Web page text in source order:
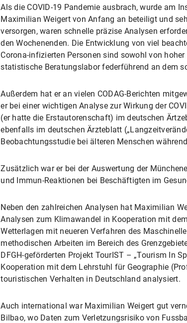
Als die COVID-19 Pandemie ausbrach, wurde am
Maximilian Weigert von Anfang an beteiligt und
versorgen, waren schnelle präzise Analysen
den Wochenenden. Die Entwicklung von viel
Corona-infizierten Personen sind sowohl von
statistische Beratungslabor federführend an dem
Außerdem hat er an vielen CODAG-Berichten
er bei einer wichtigen Analyse zur Wirkung der
(er hatte die Erstautorenschaft) im deutschen
ebenfalls im deutschen Ärzteblatt
Beobachtungsstudie bei älteren Menschen
Zusätzlich war er bei der Auswertung der
und Immun-Reaktionen bei Beschäftigten im
Neben den zahlreichen Analysen hat Maximilian
Analysen zum Klimawandel in Kooperation mit
Wetterlagen mit neueren Verfahren des
methodischen Arbeiten im Bereich des
DFGH-geförderten Projekt TourIST – „Tourism In
Kooperation mit dem Lehrstuhl für Geographie
touristischen Verhalten in Deutschland analysiert.
Auch international war Maximilian Weigert gut
Bilbao, wo Daten zum Verletzungsrisiko von